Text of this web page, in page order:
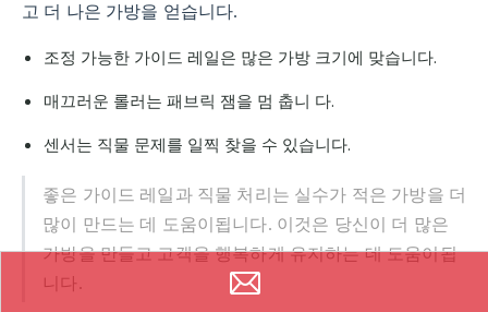
고 더 나은 가방을 얻습니다.
조정 가능한 가이드 레일은 많은 가방 크기에 맞습니다.
매끄러운 롤러는 패브릭 잼을 멈 춥니 다.
센서는 직물 문제를 일찍 찾을 수 있습니다.
좋은 가이드 레일과 직물 처리는 실수가 적은 가방을 더
많이 만드는 데 도움이됩니다. 이것은 당신이 더 많은
가방을 만들고 고객을 행복하게 유지하는 데 도움이됩
니다.